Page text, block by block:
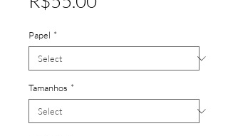
Papel *
Tamanhos *